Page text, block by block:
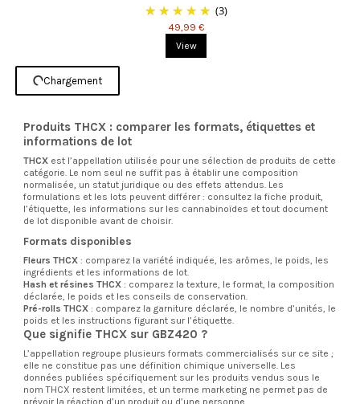
(3)
49,99 €
View
Chargement
Produits THCX : comparer les formats, étiquettes et
informations de lot
THCX est l’appellation utilisée pour une sélection de produits de cette
catégorie. Le nom seul ne suffit pas à établir une composition
normalisée, un statut juridique ou des effets attendus. Les
formulations et les lots peuvent différer : consultez la fiche produit,
l’étiquette, les informations sur les cannabinoïdes et tout document
de lot disponible avant de choisir.
Formats disponibles
Fleurs THCX : comparez la variété indiquée, les arômes, le poids, les
ingrédients et les informations de lot.
Hash et résines THCX : comparez la texture, le format, la composition
déclarée, le poids et les conseils de conservation.
Pré-rolls THCX : comparez la garniture déclarée, le nombre d’unités, le
poids et les instructions figurant sur l’étiquette.
Que signifie THCX sur GBZ420 ?
L’appellation regroupe plusieurs formats commercialisés sur ce site ;
elle ne constitue pas une définition chimique universelle. Les
données publiées spécifiquement sur les produits vendus sous le
nom THCX restent limitées, et un terme marketing ne permet pas de
prévoir la réaction d’un produit ou d’une personne.